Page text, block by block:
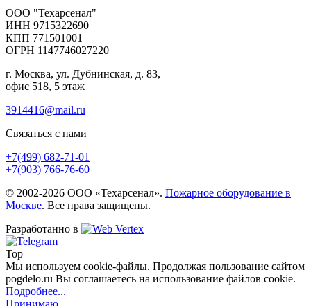
ООО "Техарсенал"
ИНН 9715322690
КПП 771501001
ОГРН 1147746027220
г. Москва, ул. Дубнинская, д. 83,
офис 518, 5 этаж
3914416@mail.ru
Связаться с нами
+7(499) 682-71-01
+7(903) 766-76-60
© 2002-2026 ООО «Техарсенал». Пожарное оборудование в
Москве. Все права защищены.
Разработанно в
Top
Мы используем cookie-файлы. Продолжая пользование сайтом
pogdelo.ru Вы соглашаетесь на использование файлов cookie.
Подробнее...
Принимаю